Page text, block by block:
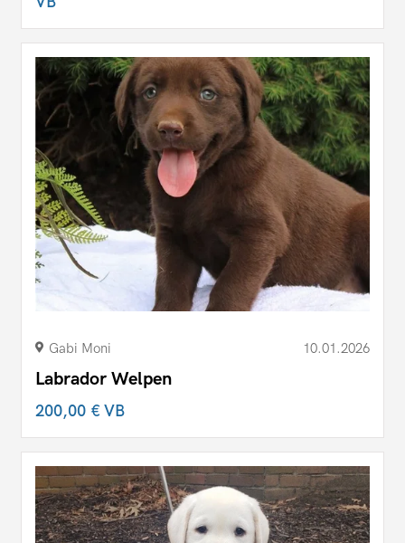
Gabi Moni 10.01.2026
Labrador Welpen
200,00 €VB